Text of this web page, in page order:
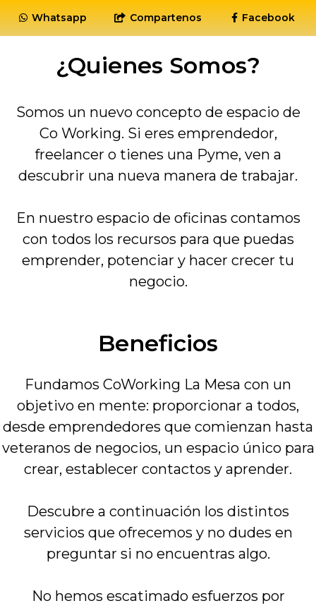
Whatsapp Compartenos Facebook
¿Quienes Somos?
Somos un nuevo concepto de espacio de
Co Working. Si eres emprendedor,
freelancer o tienes una Pyme, ven a
descubrir una nueva manera de trabajar.
En nuestro espacio de oficinas contamos
con todos los recursos para que puedas
emprender, potenciar y hacer crecer tu
negocio.
Beneficios
Fundamos CoWorking La Mesa con un
objetivo en mente: proporcionar a todos,
desde emprendedores que comienzan hasta
veteranos de negocios, un espacio único para
crear, establecer contactos y aprender.
Descubre a continuación los distintos
servicios que ofrecemos y no dudes en
preguntar si no encuentras algo.
No hemos escatimado esfuerzos por